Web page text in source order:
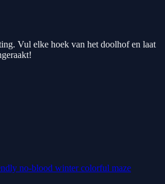
Vul elke hoek van het doolhof en laat
no-blood wintercolorful maze